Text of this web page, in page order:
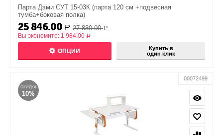
Парта Дэми СУТ 15-03К (парта 120 см +подвесная
тумба+боковая полка)
25 846.00 Р 27 830.00 Р
Вы экономите: 1 984.00 Р
ОПЦИИ
Купить в
один клик
СКИДКА
10%
00072499